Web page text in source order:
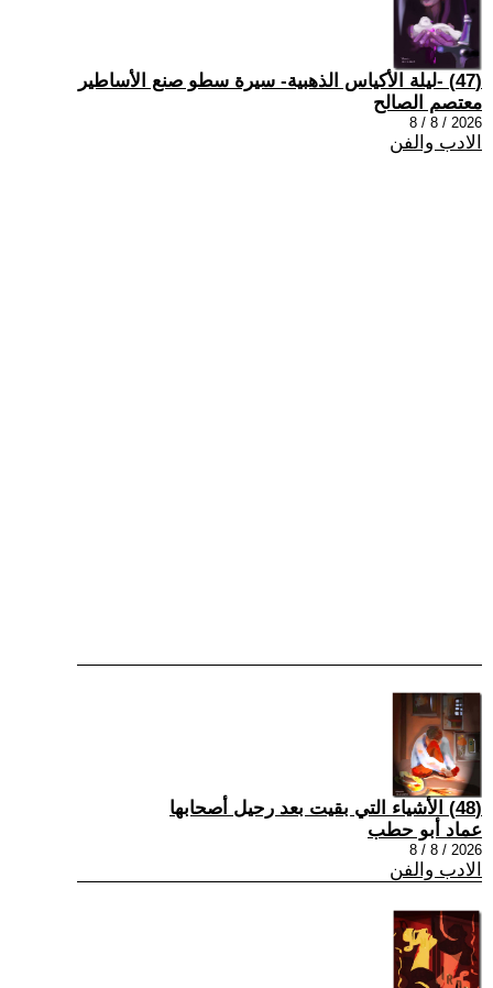
(47) -ليلة الأكياس الذهبية- سيرة سطو صنع الأساطير
معتصم الصالح
2026 / 8 / 8
الادب والفن
(48) الأشياء التي بقيت بعد رحيل أصحابها
عماد أبو حطب
2026 / 8 / 8
الادب والفن